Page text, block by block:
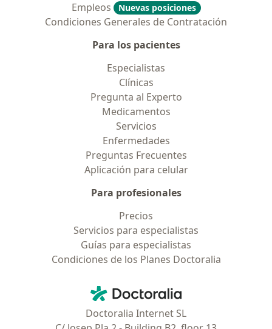
Empleos
Nuevas posiciones
Condiciones Generales de Contratación
Para los pacientes
Especialistas
Clínicas
Pregunta al Experto
Medicamentos
Servicios
Enfermedades
Preguntas Frecuentes
Aplicación para celular
Para profesionales
Precios
Servicios para especialistas
Guías para especialistas
Condiciones de los Planes Doctoralia
Doctoralia - Página de inicio
Doctoralia Internet SL